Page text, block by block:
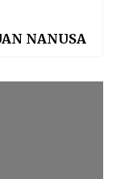
NANUSA